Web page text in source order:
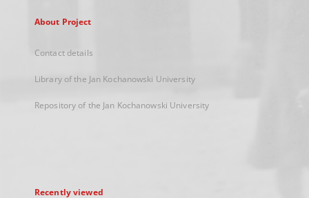
About Project
Contact details
Library of the Jan Kochanowski University
Repository of the Jan Kochanowski University
Recently viewed